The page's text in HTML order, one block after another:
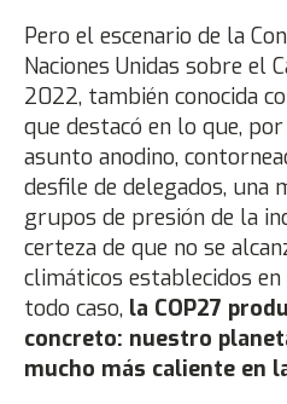
Pero el escenario de la
Naciones Unidas sobre el
2022, también conocida
que destacó en lo que,
asunto anodino,
desfile de delegados, una
grupos de presión de la
certeza de que no se
climáticos establecidos
todo caso, la COP27
concreto: nuestro
mucho más caliente en